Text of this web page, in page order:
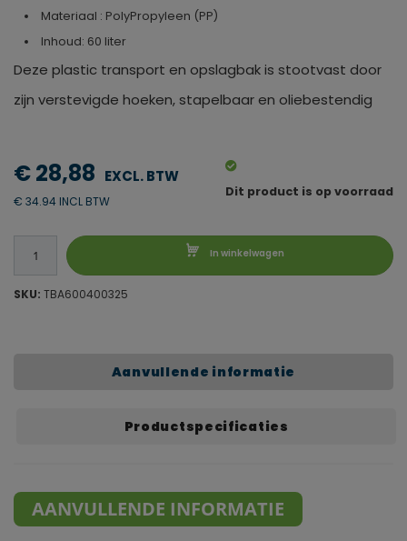
Materiaal : PolyPropyleen (PP)
Inhoud: 60 liter
Deze plastic transport en opslagbak is stootvast door
zijn verstevigde hoeken, stapelbaar en oliebestendig
€ 28,88
€ 34.94 INCL BTW
Dit product is op voorraad
In winkelwagen
SKU: TBA600400325
Aanvullende informatie
Productspecificaties
AANVULLENDE INFORMATIE